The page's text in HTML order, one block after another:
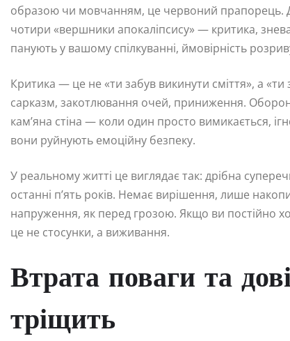
образою чи мовчанням, це червоний прапорець.
чотири «вершники апокаліпсису» — критика,
панують у вашому спілкуванні, ймовірність
Критика — це не «ти забув викинути сміття», а
сарказм, закотлювання очей, приниження.
кам’яна стіна — коли один просто вимикається,
вони руйнують емоційну безпеку.
У реальному житті це виглядає так: дрібна
останні п’ять років. Немає вирішення, лише
напруження, як перед грозою. Якщо ви постійно
це не стосунки, а виживання.
Втрата поваги та
тріщить